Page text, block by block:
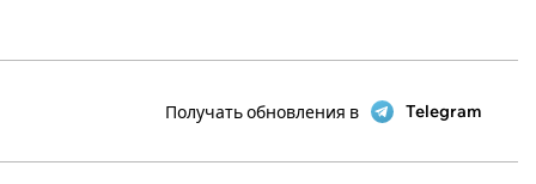
Получать обновления в Telegram